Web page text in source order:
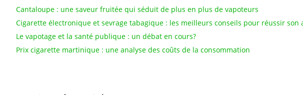
Cantaloupe : une saveur fruitée qui séduit de plus en plus de vapoteurs
Cigarette électronique et sevrage tabagique : les meilleurs conseils pour réussir son
Le vapotage et la santé publique : un débat en cours?
Prix cigarette martinique : une analyse des coûts de la consommation